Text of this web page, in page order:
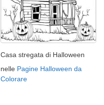
Casa stregata di Halloween
nelle Pagine Halloween da
Colorare